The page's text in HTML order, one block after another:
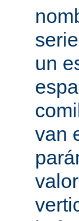
un
van